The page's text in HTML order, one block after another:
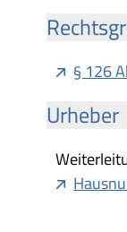
§ 126
Urheber